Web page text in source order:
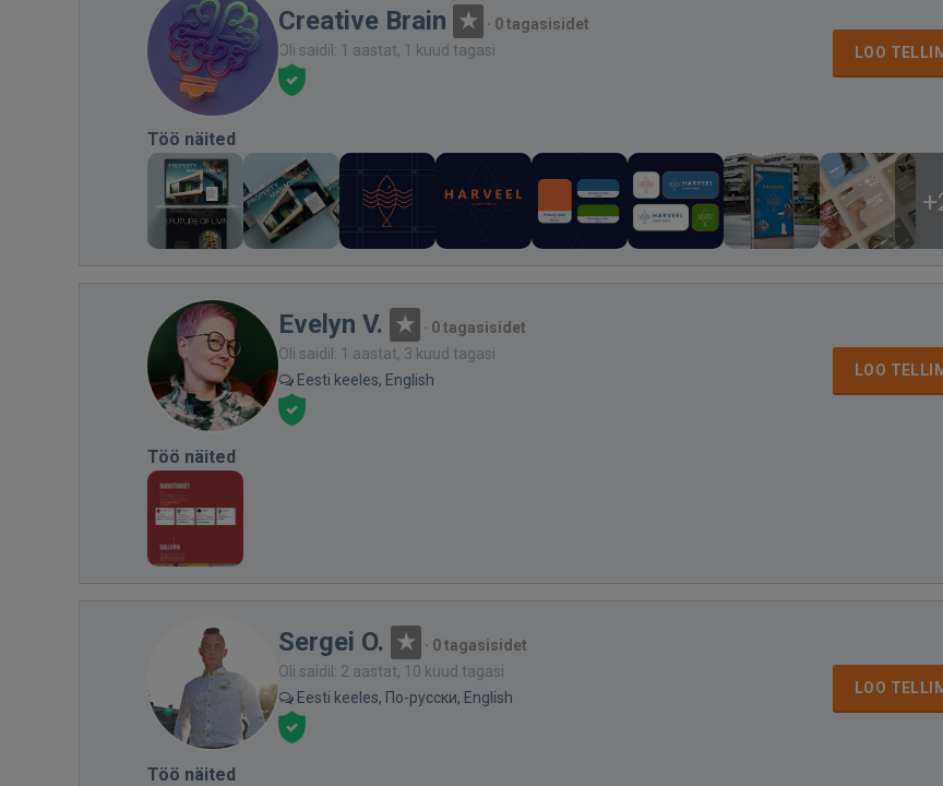
Creative Brain · 0 tagasisidet
Oli saidil: 1 aastat, 1 kuud tagasi
LOO
Töö näited
Evelyn V. · 0 tagasisidet
Oli saidil: 1 aastat, 3 kuud tagasi
Eesti keeles, English
LOO
Töö näited
Sergei O. · 0 tagasisidet
Oli saidil: 2 aastat, 10 kuud tagasi
Eesti keeles, По-русски, English
LOO
Töö näited